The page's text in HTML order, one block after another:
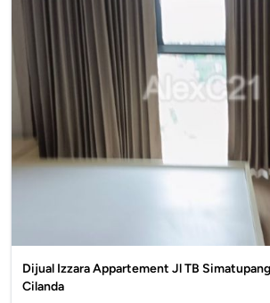
Dijual Izzara Appartement Jl TB
Cilanda